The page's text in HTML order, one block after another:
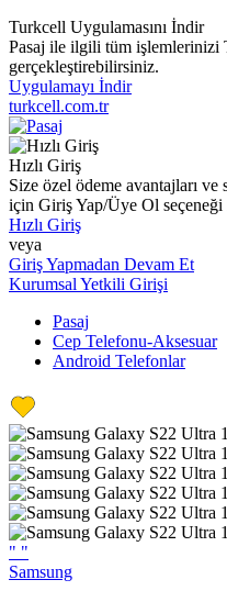
Turkcell Uygulamasını İndir
Pasaj ile ilgili tüm işlemlerinizi
gerçekleştirebilirsiniz.
Uygulamayı İndir
turkcell.com.tr
Hızlı Giriş
Size özel ödeme avantajları
için Giriş Yap/Üye Ol
Hızlı Giriş
veya
Giriş Yapmadan Devam Et
Kurumsal Yetkili Girişi
Pasaj
Cep Telefonu-Aksesuar
Android Telefonlar
" "
Samsung